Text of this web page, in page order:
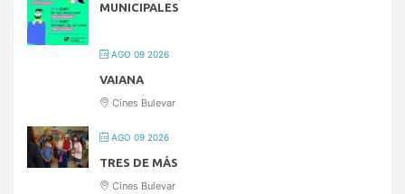
MUNICIPALES
AGO 09 2026
VAIANA
Cines Bulevar
AGO 09 2026
TRES DE MÁS
Cines Bulevar